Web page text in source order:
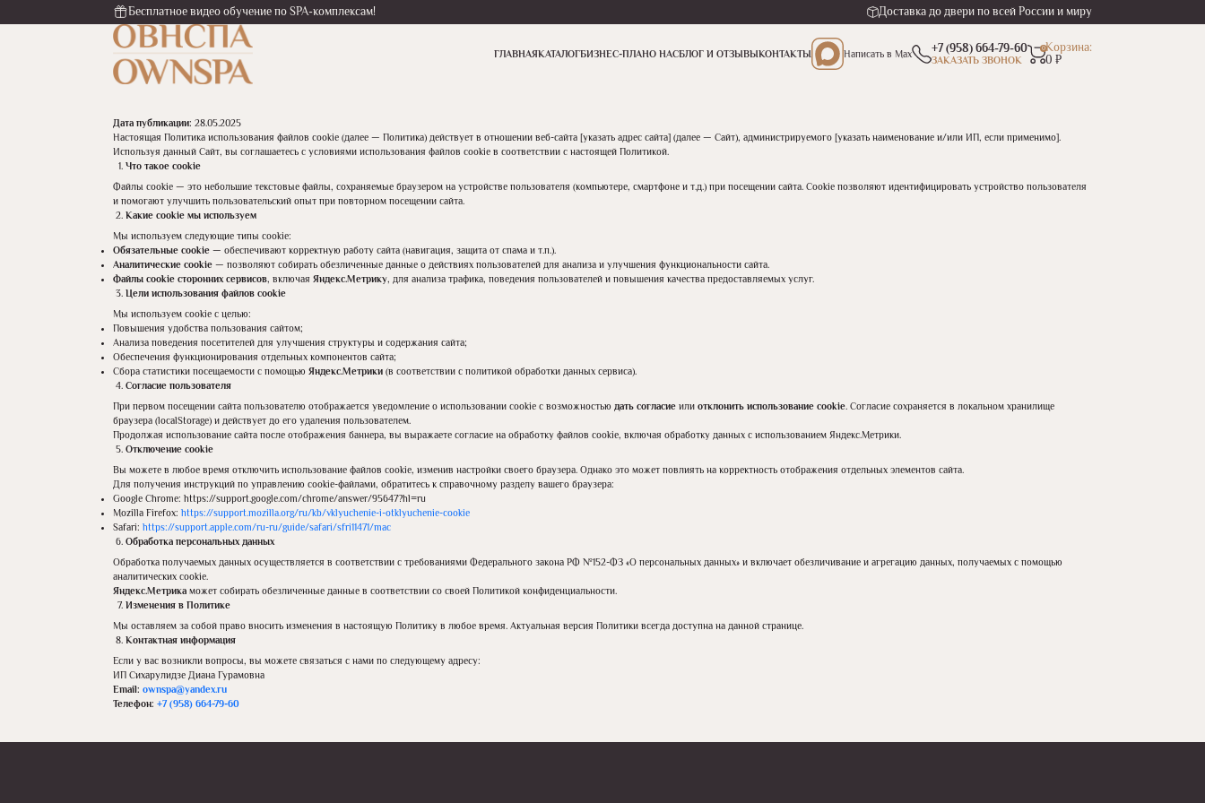
Бесплатное видео обучение по SPA-комплексам! Доставка до двери по всей России и миру
ГЛАВНАЯКАТАЛОГБИЗНЕС-ПЛАНО НАСБЛОГ И ОТЗЫВЫКОНТАКТЫ Написатьв Max +7 (958) 664-79-60
ЗАКАЗАТЬ ЗВОНОК
0Корзина:
0 ₽
Дата публикации: 28.05.2025
Настоящая Политика использования файлов cookie (далее — Политика) действует в отношении веб-сайта [указать адрес сайта] (далее — Сайт), администрируемого [указать наименование и/или ИП, если применимо].
Используя данный Сайт, вы соглашаетесь с условиями использования файлов cookie в соответствии с настоящей Политикой.
Что такое cookie
Файлы cookie — это небольшие текстовые файлы, сохраняемые браузером на устройстве пользователя (компьютере, смартфоне и т.д.) при посещении сайта. Cookie позволяют идентифицировать устройство пользователя
и помогают улучшить пользовательский опыт при повторном посещении сайта.
Какие cookie мы используем
Мы используем следующие типы cookie:
Обязательные cookie — обеспечивают корректную работу сайта (навигация, защита от спама и т.п.).
Аналитические cookie — позволяют собирать обезличенные данные о действиях пользователей для анализа и улучшения функциональности сайта.
Файлы cookie сторонних сервисов, включая Яндекс.Метрику, для анализа трафика, поведения пользователей и повышения качества предоставляемых услуг.
Цели использования файлов cookie
Мы используем cookie с целью:
Повышения удобства пользования сайтом;
Анализа поведения посетителей для улучшения структуры и содержания сайта;
Обеспечения функционирования отдельных компонентов сайта;
Сбора статистики посещаемости с помощью Яндекс.Метрики (в соответствии с политикой обработки данных сервиса).
Согласие пользователя
При первом посещении сайта пользователю отображается уведомление о использовании cookie с возможностью дать согласие или отклонить использование cookie. Согласие сохраняется в локальном хранилище
браузера (localStorage) и действует до его удаления пользователем.
Продолжая использование сайта после отображения баннера, вы выражаете согласие на обработку файлов cookie, включая обработку данных с использованием Яндекс.Метрики.
Отключение cookie
Вы можете в любое время отключить использование файлов cookie, изменив настройки своего браузера. Однако это может повлиять на корректность отображения отдельных элементов сайта.
Для получения инструкций по управлению cookie-файлами, обратитесь к справочному разделу вашего браузера:
Google Chrome: https://support.google.com/chrome/answer/95647?hl=ru
Mozilla Firefox: https://support.mozilla.org/ru/kb/vklyuchenie-i-otklyuchenie-cookie
Safari: https://support.apple.com/ru-ru/guide/safari/sfri11471/mac
Обработка персональных данных
Обработка получаемых данных осуществляется в соответствии с требованиями Федерального закона РФ №152-ФЗ «О персональных данных» и включает обезличивание и агрегацию данных, получаемых с помощью
аналитических cookie.
Яндекс.Метрика может собирать обезличенные данные в соответствии со своей Политикой конфиденциальности.
Изменения в Политике
Мы оставляем за собой право вносить изменения в настоящую Политику в любое время. Актуальная версия Политики всегда доступна на данной странице.
Контактная информация
Если у вас возникли вопросы, вы можете связаться с нами по следующему адресу:
ИП Сихарулидзе Диана Гурамовна
Email: ownspa@yandex.ru
Телефон: +7 (958) 664-79-60